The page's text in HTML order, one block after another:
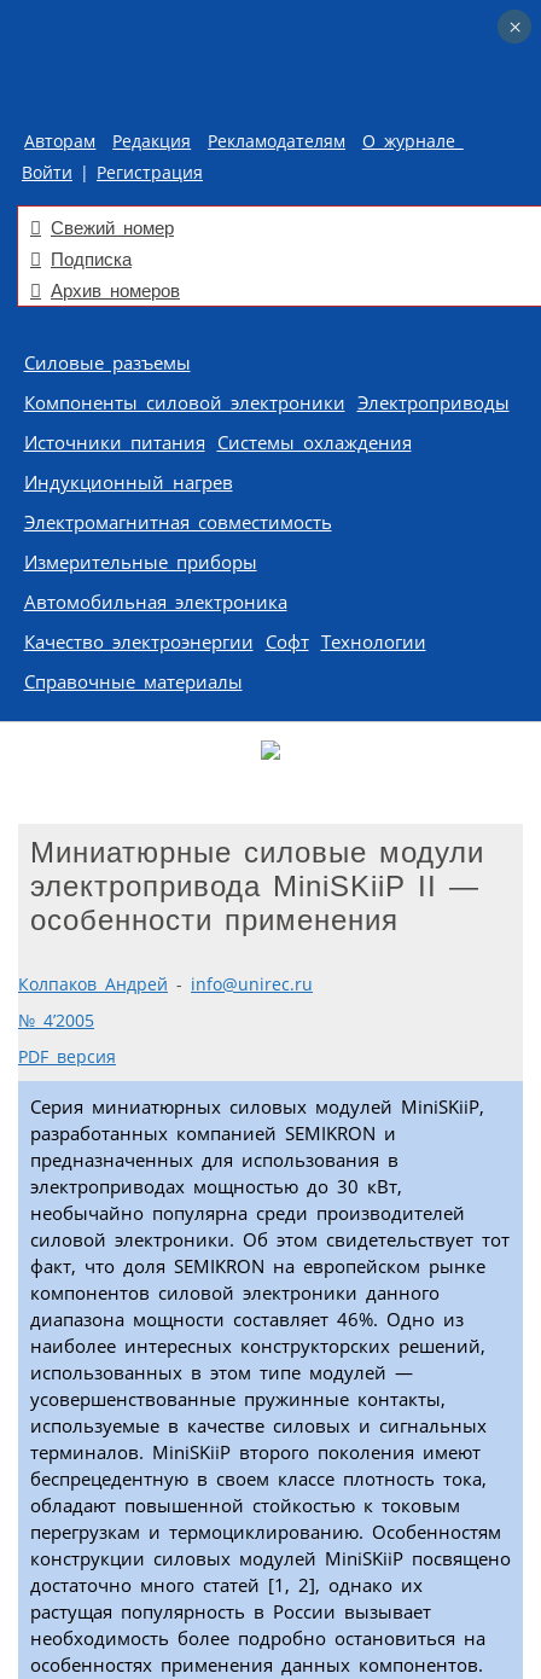
Авторам Редакция Рекламодателям
О журнале
Войти | Регистрация
Свежий номер
Подписка
Архив номеров
Skip to content
Силовые разъемы
Компоненты силовой электроники Электроприводы
Источники питания Системы охлаждения
Индукционный нагрев
Электромагнитная совместимость
Измерительные приборы
Автомобильная электроника
Качество электроэнергии Софт Технологии
Справочные материалы
Миниатюрные силовые модули
электропривода MiniSKiiP II —
особенности применения
Колпаков Андрей - info@unirec.ru
№ 4’2005
PDF версия
Серия миниатюрных силовых модулей MiniSKiiP,
разработанных компанией SEMIKRON и
предназначенных для использования в
электроприводах мощностью до 30 кВт,
необычайно популярна среди производителей
силовой электроники. Об этом свидетельствует тот
факт, что доля SEMIKRON на европейском рынке
компонентов силовой электроники данного
диапазона мощности составляет 46%. Одно из
наиболее интересных конструкторских решений,
использованных в этом типе модулей —
усовершенствованные пружинные контакты,
используемые в качестве силовых и сигнальных
терминалов. MiniSKiiP второго поколения имеют
беспрецедентную в своем классе плотность тока,
обладают повышенной стойкостью к токовым
перегрузкам и термоциклированию. Особенностям
конструкции силовых модулей MiniSKiiP посвящено
достаточно много статей [1, 2], однако их
растущая популярность в России вызывает
необходимость более подробно остановиться на
особенностях применения данных компонентов.
×
×